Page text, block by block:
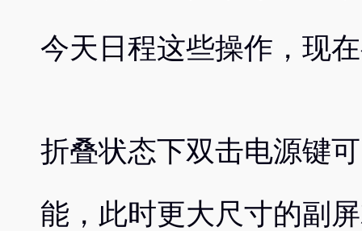
今天日程这些操作，现
折叠状态下双击电源键
能，此时更大尺寸的副